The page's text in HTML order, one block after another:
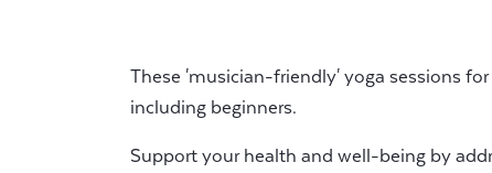
These 'musician-friendly' yoga sessions
including beginners.
Support your health and well-being by